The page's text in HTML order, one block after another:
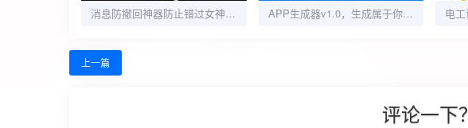
消息防撤回神器防止错过女神消息解锁永久会员版 APP生成器v1.0，生成属于你的专属应用
上一篇
评论一下？